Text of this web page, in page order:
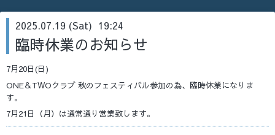
2025.07.19 (Sat) 19:24
臨時休業のお知らせ
7月20日(日)
ONE＆TWOクラブ 秋のフェスティバル参加の為、臨時休業になりま
す。
7月21日（月）は通常通り営業致します。